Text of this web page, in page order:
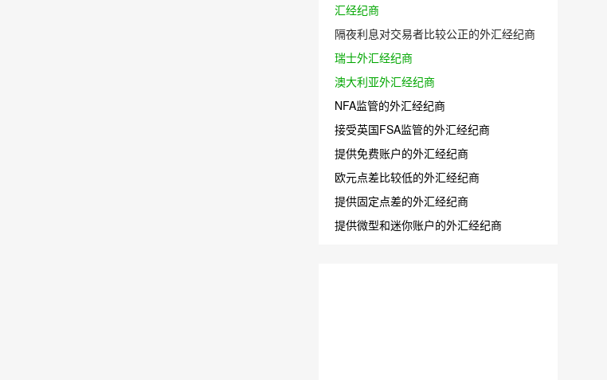
汇经纪商
隔夜利息对交易者比较公正的外汇经纪商
瑞士外汇经纪商
澳大利亚外汇经纪商
NFA监管的外汇经纪商
接受英国FSA监管的外汇经纪商
提供免费账户的外汇经纪商
欧元点差比较低的外汇经纪商
提供固定点差的外汇经纪商
提供微型和迷你账户的外汇经纪商